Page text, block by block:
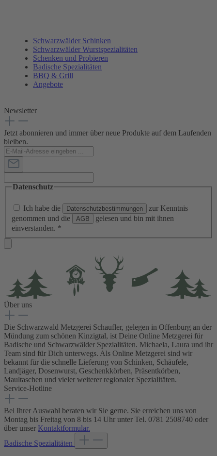
Schwarzwälder Schinken
Schwarzwälder Wurstspezialitäten
Schenken und Probieren
Badische Spezialitäten
BBQ & Grill
Angebote
Newsletter
Jetzt abonnieren und immer über neue Produkte auf dem Laufenden
bleiben.
Datenschutz
Ich habe die Datenschutzbestimmungen
zur Kenntnis
genommen und die
AGB
gelesen und bin mit ihnen
einverstanden. *
Über uns
Die Schwarzwald Metzgerei Schaufler, gelegen in Offenburg an der
Mündung zum schönen Kinzigtal, ist Deine Online Metzgerei für
Badische und Schwarzwälder Spezialitäten. Michaela, Laura und ihr
Team sind für Dich unterwegs. Als Online Metzgerei sind wir
bekannt für die schnelle Lieferung von Schinken, Schäufele,
Landjäger, Dosenwurst, Geschenkkörben, Präsentkörben,
Maultaschen und vieler weiterer regionaler Spezialitäten.
Service-Hotline
Bei Ihrer Auswahl beraten wir Sie gerne. Sie erreichen uns von
Montag bis Freitag von 8 bis 14 Uhr unter Tel. 0781 2508740 oder
über unser Kontaktformular.
Badische Spezialitäten